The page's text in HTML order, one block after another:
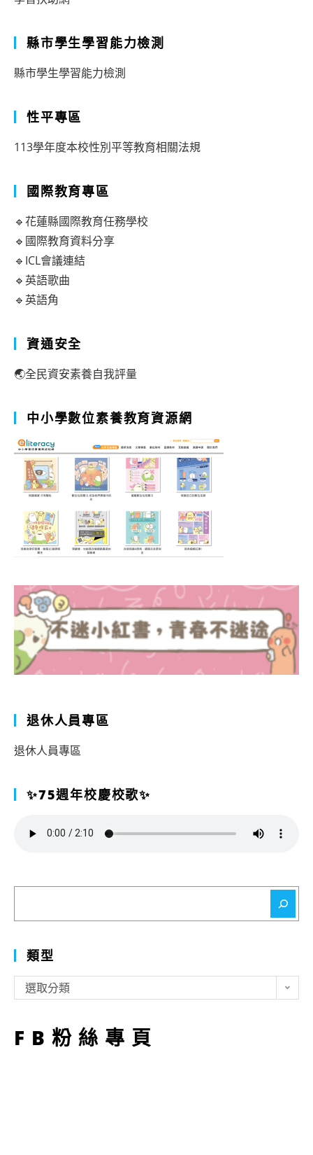
縣市學生學習能力檢測
縣市學生學習能力檢測
性平專區
113學年度本校性別平等教育相關法規
國際教育專區
🔹花蓮縣國際教育任務學校
🔹國際教育資料分享
🔹ICL會議連結
🔹英語歌曲
🔹英語角
資通安全
🌏全民資安素養自我評量
中小學數位素養教育資源網
退休人員專區
退休人員專區
✨75週年校慶校歌✨
類型
型
選取分類
FB粉絲專頁